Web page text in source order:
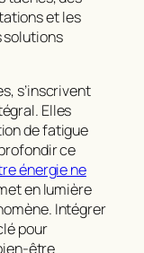
et les
solutions
s’inscrivent
Elles
de fatigue
ce
énergie ne
en lumière
Intégrer
pour
être